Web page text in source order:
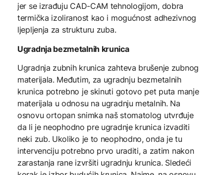
jer se izrađuju CAD-CAM tehnologijom, dobra
termička izoliranost kao i mogućnost adhezivnog
ljepljenja za strukturu zuba.
Ugradnja bezmetalnih krunica
Ugradnja zubnih krunica zahteva brušenje zubnog
materijala. Međutim, za ugradnju bezmetalnih
krunica potrebno je skinuti gotovo pet puta manje
materijala u odnosu na ugradnju metalnih. Na
osnovu ortopan snimka naš stomatolog utvrđuje
da li je neophodno pre ugradnje krunica izvaditi
neki zub. Ukoliko je to neophodno, onda je tu
intervenciju potrebno prvo uraditi, a zatim nakon
zarastanja rane izvršiti ugradnju krunica. Sledeći